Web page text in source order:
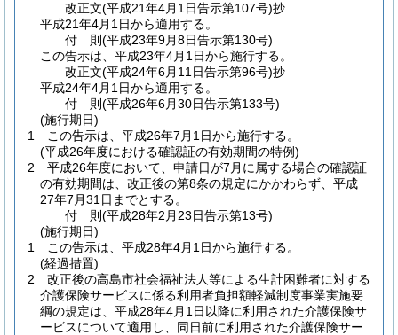
改正文(平成21年4月1日告示第107号)抄
平成21年4月1日から適用する。
付 則(平成23年9月8日告示第130号)
この告示は、平成23年4月1日から施行する。
改正文(平成24年6月11日告示第96号)抄
平成24年4月1日から適用する。
付 則(平成26年6月30日告示第133号)
(施行期日)
1
この告示は、平成26年7月1日から施行する。
(平成26年度における確認証の有効期間の特例)
2
平成26年度において、申請日が7月に属する場合の確認証
の有効期間は、改正後の第8条の規定にかかわらず、平成
27年7月31日までとする。
付 則(平成28年2月23日告示第13号)
(施行期日)
1
この告示は、平成28年4月1日から施行する。
(経過措置)
2
改正後の高島市社会福祉法人等による生計困難者に対する
介護保険サービスに係る利用者負担額軽減制度事業実施要
綱の規定は、平成28年4月1日以降に利用された介護保険サ
ービスについて適用し、同日前に利用された介護保険サー